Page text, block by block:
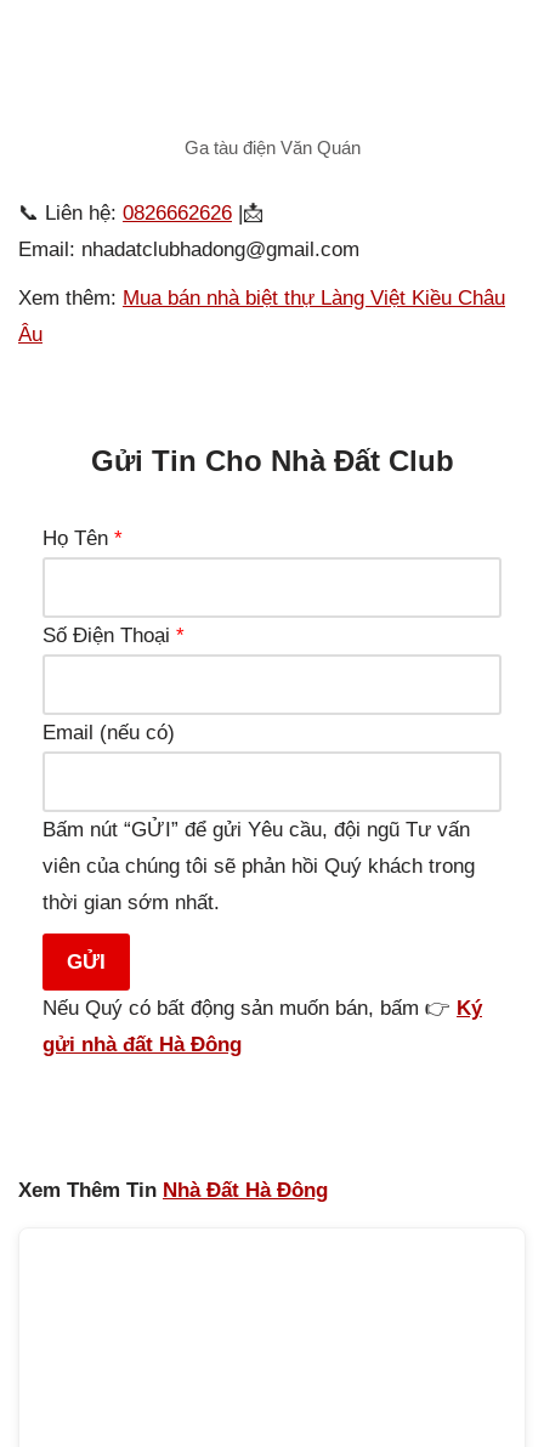
Ga tàu điện Văn Quán
📞 Liên hệ: 0826662626 |📩
Email: nhadatclubhadong@gmail.com
Xem thêm: Mua bán nhà biệt thự Làng Việt Kiều Châu
Âu
Gửi Tin Cho Nhà Đất Club
Họ Tên *
Số Điện Thoại *
Email (nếu có)
Bấm nút “GỬI” để gửi Yêu cầu, đội ngũ Tư vấn
viên của chúng tôi sẽ phản hồi Quý khách trong
thời gian sớm nhất.
GỬI
Nếu Quý có bất động sản muốn bán, bấm 👉 Ký
gửi nhà đất Hà Đông
Xem Thêm Tin Nhà Đất Hà Đông